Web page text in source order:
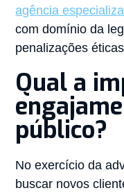
agência
com domínio da
penalizações
Qual a
público?
No exercício da
buscar novos